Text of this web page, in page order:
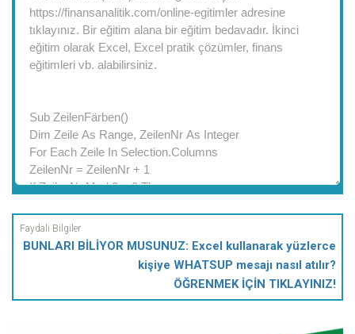
BUNLARI BİLİYOR MUSUNUZ: Excel kullanarak yüzlerce
kişiye WHATSUP mesajı nasıl atılır?
ÖĞRENMEK İÇİN TIKLAYINIZ!